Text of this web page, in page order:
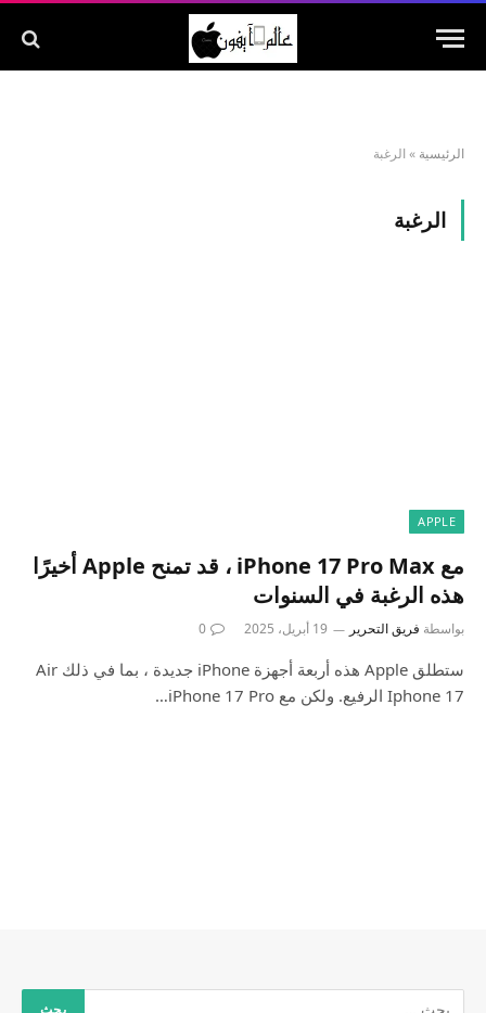
الرئيسية » الرغبة
الرغبة
APPLE
مع iPhone 17 Pro Max ، قد تمنح Apple أخيرًا
هذه الرغبة في السنوات
بواسطة فريق التحرير 19 أبريل، 2025 0
ستطلق Apple هذه أربعة أجهزة iPhone جديدة ، بما في ذلك Air
Iphone 17 الرفيع. ولكن مع iPhone 17 Pro…